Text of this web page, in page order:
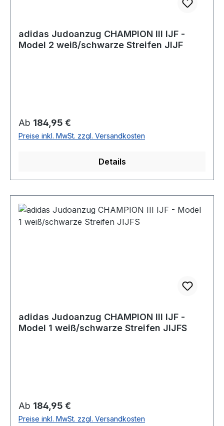
adidas Judoanzug CHAMPION III IJF -
Model 2 weiß/schwarze Streifen JIJF
Regulärer Preis:
Ab 184,95 €
Preise inkl. MwSt. zzgl. Versandkosten
Details
adidas Judoanzug CHAMPION III IJF -
Model 1 weiß/schwarze Streifen JIJFS
Regulärer Preis:
Ab 184,95 €
Preise inkl. MwSt. zzgl. Versandkosten